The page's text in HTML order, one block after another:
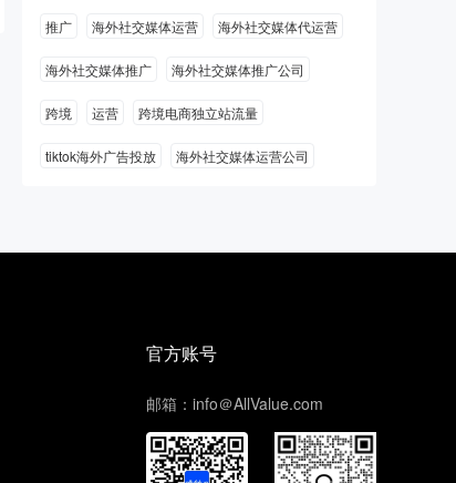
推广 海外社交媒体运营 海外社交媒体代运营
海外社交媒体推广 海外社交媒体推广公司
跨境 运营 跨境电商独立站流量
tiktok海外广告投放 海外社交媒体运营公司
官方账号
邮箱：info＠AllValue.com